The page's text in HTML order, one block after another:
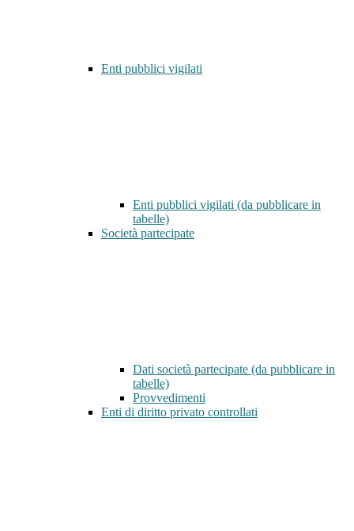
Enti pubblici vigilati
Enti pubblici vigilati (da pubblicare in
tabelle)
Società partecipate
Dati società partecipate (da pubblicare in
tabelle)
Provvedimenti
Enti di diritto privato controllati